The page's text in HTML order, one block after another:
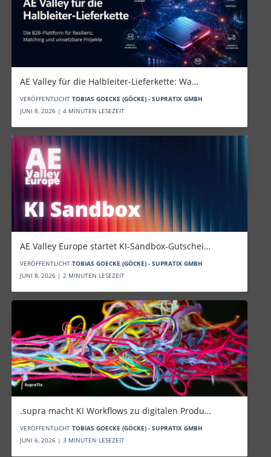
AE Valley für die Halbleiter-Lieferkette: Wa…
VERÖFFENTLICHT TOBIAS GOECKE (GÖCKE) - SUPRATIX GMBH
JUNI 8, 2026 | 4 MINUTEN LESEZEIT
AE Valley Europe startet KI-Sandbox-Gutschei…
VERÖFFENTLICHT TOBIAS GOECKE (GÖCKE) - SUPRATIX GMBH
JUNI 8, 2026 | 2 MINUTEN LESEZEIT
.supra macht KI Workflows zu digitalen Produ…
VERÖFFENTLICHT TOBIAS GOECKE (GÖCKE) - SUPRATIX GMBH
JUNI 6, 2026 | 3 MINUTEN LESEZEIT